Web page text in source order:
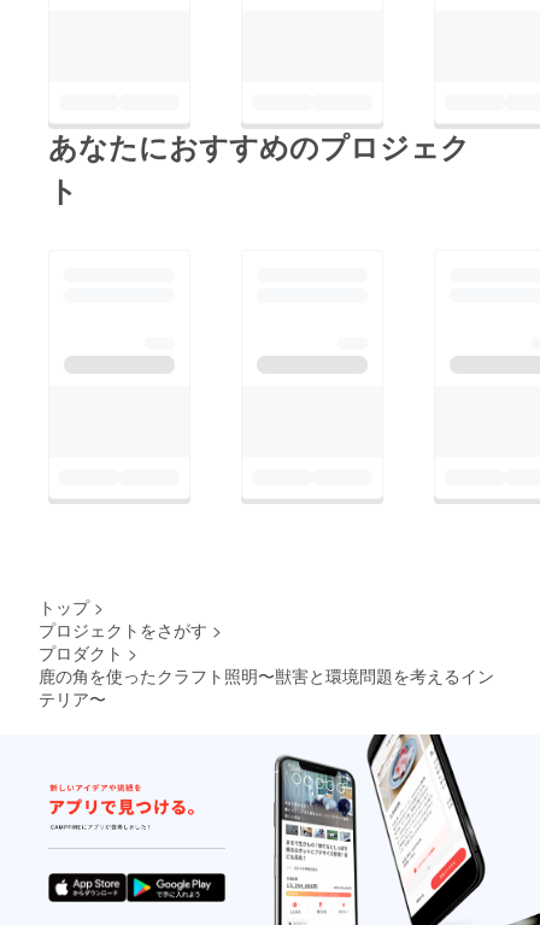
ねがいいたします！
あなたにおすすめのプロジェク
ト
トップ >
プロジェクトをさがす >
プロダクト >
鹿の角を使ったクラフト照明〜獣害と環境問題を考えるイン
テリア〜